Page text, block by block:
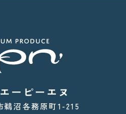
ーピーエヌ
鵜沼各務原町1-215